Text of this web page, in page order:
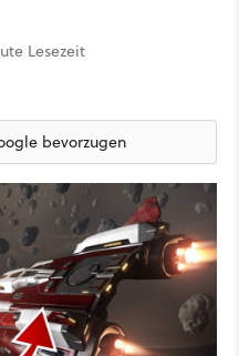
Lesezeit
bevorzugen